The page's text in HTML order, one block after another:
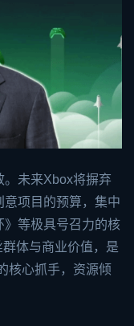
。未来Xbox将摒弃
项目的预算，集中
》等极具号召力的核
体与商业价值，是
核心抓手，资源倾